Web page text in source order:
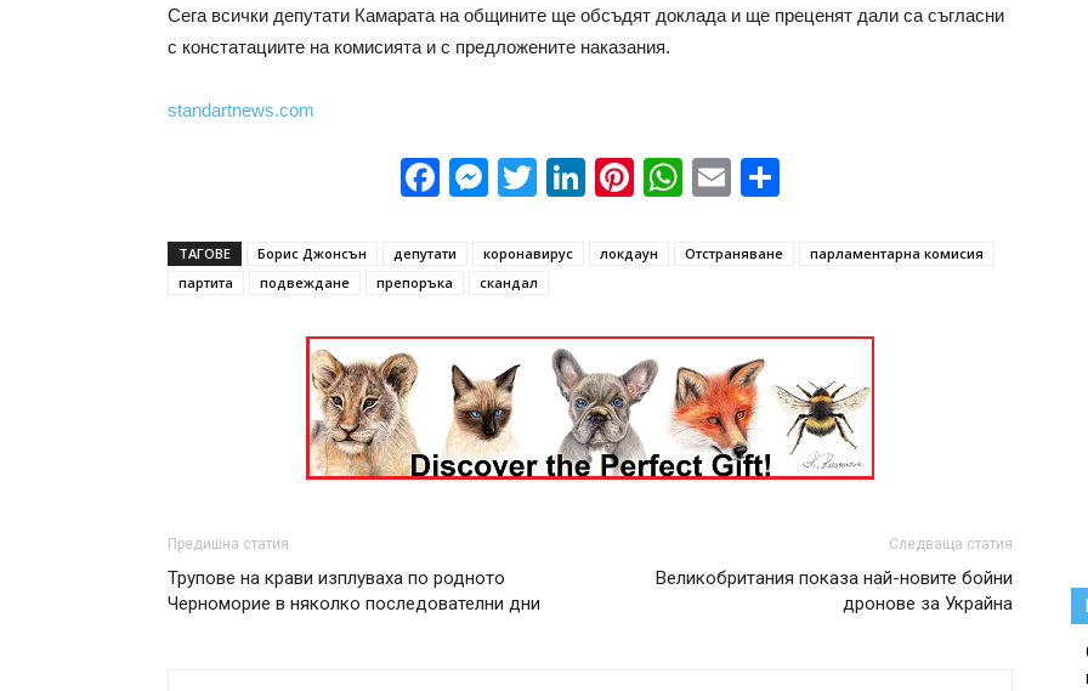
Сега всички депутати Камарата на общините ще обсъдят доклада и ще преценят дали са съгласни
с констатациите на комисията и с предложените наказания.
standartnews.com
Facebook
Messenger
Twitter
LinkedIn
Pinterest
WhatsApp
Email
ТАГОВЕ Борис Джонсън депутати коронавирус локдаун Отстраняване
парламентарна комисия
партита
подвеждане препоръка скандал
Предишна статия
Трупове на крави изплуваха по родното
Черноморие в няколко последователни дни
Следваща статия
Великобритания показа най-новите бойни
дронове за Украйна